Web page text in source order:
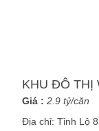
KHU ĐÔ THỊ
Giá : 2.9 tỷ/căn
Địa chỉ:Tỉnh Lộ